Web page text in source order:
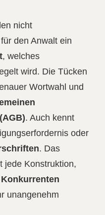
nicht
den Anwalt ein
, welches
wird. Die Tücken
Wortwahl und
. Auch kennt
oder
. Das
jede Konstruktion,
Konkurrenten
unangenehm